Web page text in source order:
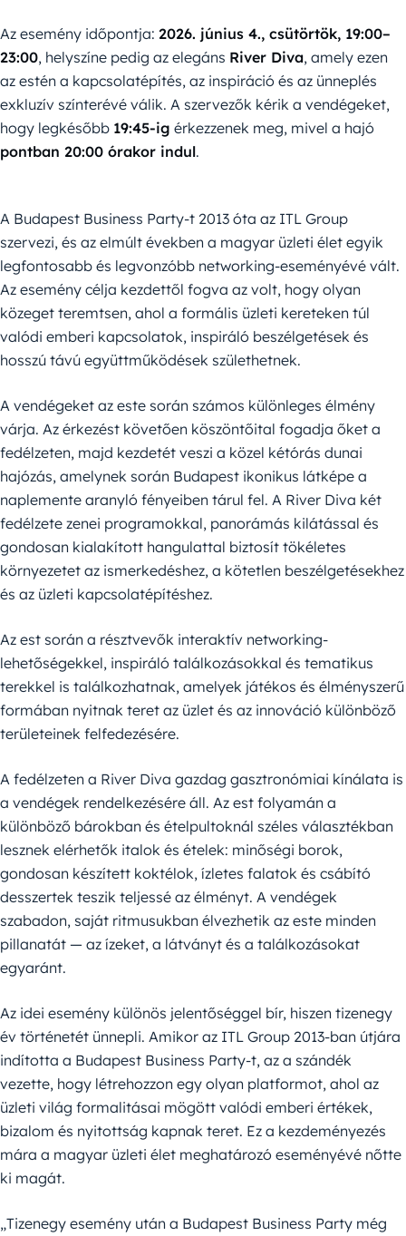
Az esemény időpontja: 2026. június 4., csütörtök, 19:00–
23:00, helyszíne pedig az elegáns River Diva, amely ezen
az estén a kapcsolatépítés, az inspiráció és az ünneplés
exkluzív színterévé válik. A szervezők kérik a vendégeket,
hogy legkésőbb 19:45-ig érkezzenek meg, mivel a hajó
pontban 20:00 órakor indul.
A Budapest Business Party-t 2013 óta az ITL Group
szervezi, és az elmúlt években a magyar üzleti élet egyik
legfontosabb és legvonzóbb networking-eseményévé vált.
Az esemény célja kezdettől fogva az volt, hogy olyan
közeget teremtsen, ahol a formális üzleti kereteken túl
valódi emberi kapcsolatok, inspiráló beszélgetések és
hosszú távú együttműködések születhetnek.
A vendégeket az este során számos különleges élmény
várja. Az érkezést követően köszöntőital fogadja őket a
fedélzeten, majd kezdetét veszi a közel kétórás dunai
hajózás, amelynek során Budapest ikonikus látképe a
naplemente aranyló fényeiben tárul fel. A River Diva két
fedélzete zenei programokkal, panorámás kilátással és
gondosan kialakított hangulattal biztosít tökéletes
környezetet az ismerkedéshez, a kötetlen beszélgetésekhez
és az üzleti kapcsolatépítéshez.
Az est során a résztvevők interaktív networking-
lehetőségekkel, inspiráló találkozásokkal és tematikus
terekkel is találkozhatnak, amelyek játékos és élményszerű
formában nyitnak teret az üzlet és az innováció különböző
területeinek felfedezésére.
A fedélzeten a River Diva gazdag gasztronómiai kínálata is
a vendégek rendelkezésére áll. Az est folyamán a
különböző bárokban és ételpultoknál széles választékban
lesznek elérhetők italok és ételek: minőségi borok,
gondosan készített koktélok, ízletes falatok és csábító
desszertek teszik teljessé az élményt. A vendégek
szabadon, saját ritmusukban élvezhetik az este minden
pillanatát — az ízeket, a látványt és a találkozásokat
egyaránt.
Az idei esemény különös jelentőséggel bír, hiszen tizenegy
év történetét ünnepli. Amikor az ITL Group 2013-ban útjára
indította a Budapest Business Party-t, az a szándék
vezette, hogy létrehozzon egy olyan platformot, ahol az
üzleti világ formalitásai mögött valódi emberi értékek,
bizalom és nyitottság kapnak teret. Ez a kezdeményezés
mára a magyar üzleti élet meghatározó eseményévé nőtte
ki magát.
„Tizenegy esemény után a Budapest Business Party még